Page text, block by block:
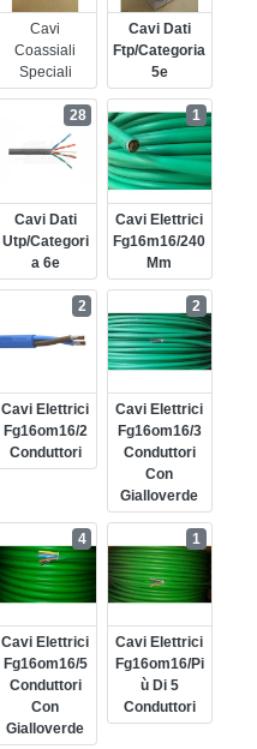
Cavi
Coassiali
Speciali
Cavi Dati
Ftp/categoria
5e
Cavi Dati
Utp/categori
A 6e
28
Cavi Elettrici
Fg16m16/240
Mm
1
Cavi Elettrici
Fg16om16/2
Conduttori
2
Cavi Elettrici
Fg16om16/3
Conduttori
Con
Gialloverde
2
Cavi Elettrici
Fg16om16/5
Conduttori
Con
Gialloverde
4
Cavi Elettrici
Fg16om16/pi
Ù Di 5
Conduttori
1